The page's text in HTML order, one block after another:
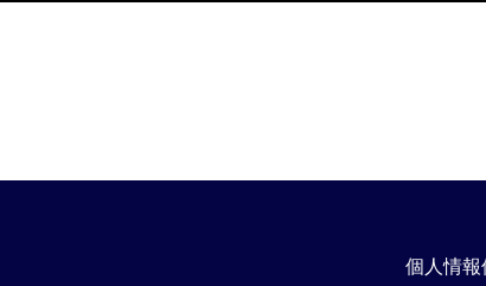
個人情報